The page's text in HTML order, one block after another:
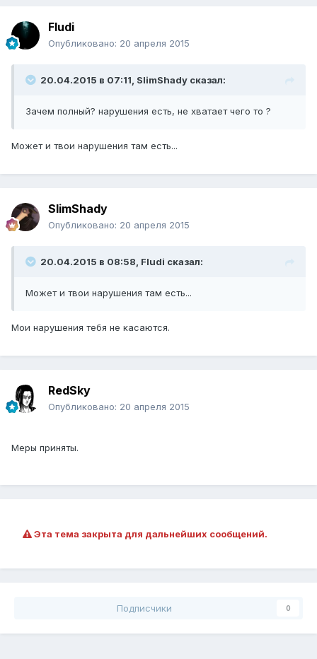
Fludi
Опубликовано: 20 апреля 2015
20.04.2015 в 07:11, SlimShady сказал:
Зачем полный? нарушения есть, не хватает чего то ?
Может и твои нарушения там есть...
SlimShady
Опубликовано: 20 апреля 2015
20.04.2015 в 08:58, Fludi сказал:
Может и твои нарушения там есть...
Мои нарушения тебя не касаются.
RedSky
Опубликовано: 20 апреля 2015
Меры приняты.
Эта тема закрыта для дальнейших сообщений.
Подписчики 0